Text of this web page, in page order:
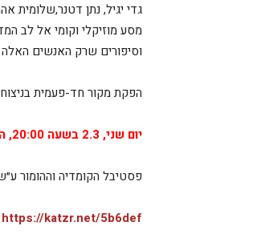
גדי יגיל, נתן דטנר,שלומית
מסע מוזיקלי וקומי אל לב
וסיפורים שרק האנשים האלה
הפקת מקור חד-פעמית
יום שני, 2.3 בשעה 20:00, היכל התרבות מאיר ניצן
פסטיבל הקומדיה וההומור ע״ש ספי ריבלין | 2-4 במרץ
https://katzr.net/5b6def